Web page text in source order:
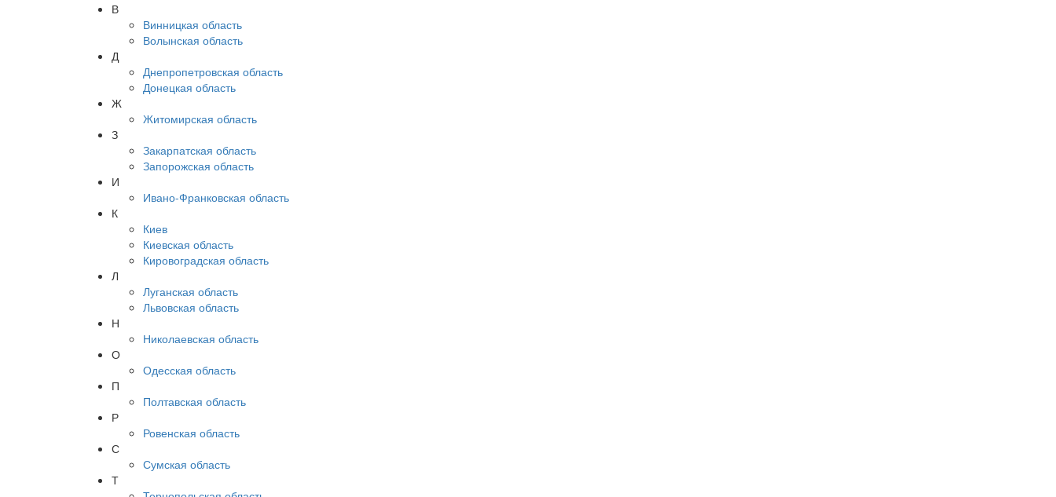
В
Винницкая область
Волынская область
Д
Днепропетровская область
Донецкая область
Ж
Житомирская область
З
Закарпатская область
Запорожская область
И
Ивано-Франковская область
К
Киев
Киевская область
Кировоградская область
Л
Луганская область
Львовская область
Н
Николаевская область
О
Одесская область
П
Полтавская область
Р
Ровенская область
С
Сумская область
Т